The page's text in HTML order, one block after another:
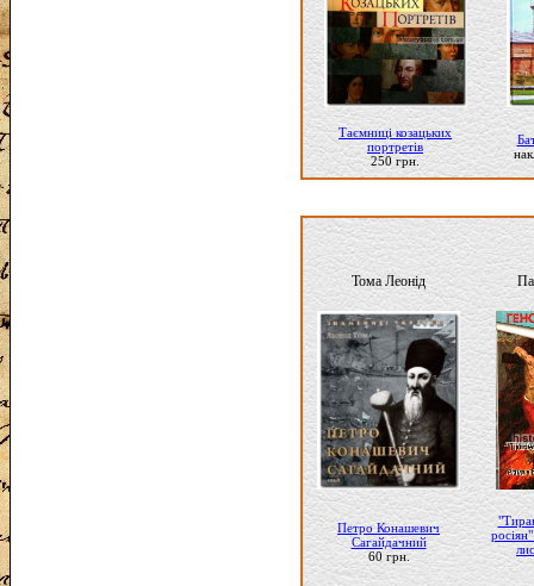
Таємниці козацьких
портретів
250 грн.
Тома Леонід
Петро Конашевич
Сагайдачний
60 грн.